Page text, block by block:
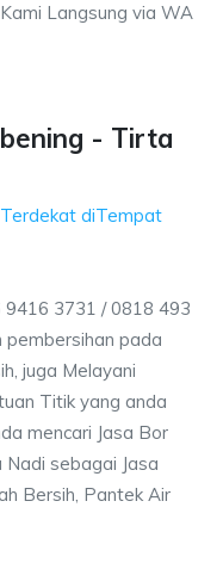
Langsung via WA
- Tirta
diTempat
9416 3731 / 0818 493
pada
juga Melayani
Titik yang anda
mencari Jasa Bor
sebagai Jasa
Bersih, Pantek Air